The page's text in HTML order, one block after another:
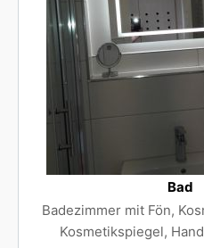
Bad
Badezimmer mit Fön,
Kosmetikspiegel,